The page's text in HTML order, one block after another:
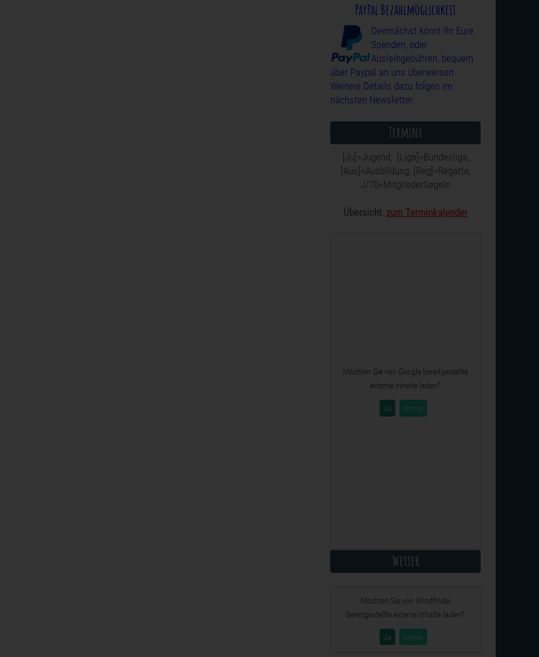
PayPal Bezahlmöglichkeit
Demnächst könnt Ihr Eure
Spenden, oder
Ausleihgebühren, bequem
über Paypal an uns überweisen.
Weitere Details dazu folgen im
nächsten Newsletter.
Termine
[Ju]=Jugend, [Liga]=Bundesliga,
[Aus]=Ausbildung, [Reg]=Regatta,
J/70=MitgliederSegeln
Übersicht: zum Terminkalender
Möchten Sie von Google bereitgestellte
externe Inhalte laden?
Ja Immer
Wetter
Möchten Sie von Windfinder
bereitgestellte externe Inhalte laden?
Ja Immer